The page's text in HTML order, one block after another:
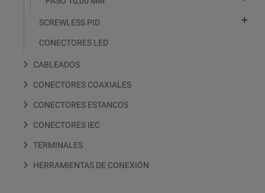
SCREWLESS PID 
CONECTORES LED
CABLEADOS
CONECTORES COAXIALES
CONECTORES ESTANCOS
CONECTORES IEC
TERMINALES
HERRAMIENTAS DE CONEXIÓN